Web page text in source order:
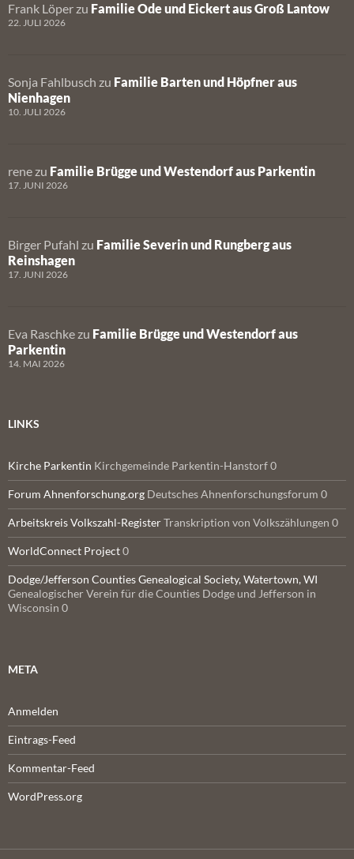
Frank Löper zu Familie Ode und Eickert aus Groß Lantow
22. JULI 2026
Sonja Fahlbusch zu Familie Barten und Höpfner aus
Nienhagen
10. JULI 2026
rene zu Familie Brügge und Westendorf aus Parkentin
17. JUNI 2026
Birger Pufahl zu Familie Severin und Rungberg aus
Reinshagen
17. JUNI 2026
Eva Raschke zu Familie Brügge und Westendorf aus
Parkentin
14. MAI 2026
LINKS
Kirche Parkentin Kirchgemeinde Parkentin-Hanstorf 0
Forum Ahnenforschung.org Deutsches Ahnenforschungsforum 0
Arbeitskreis Volkszahl-RegisterTranskription von Volkszählungen 0
WorldConnect Project0
Dodge/Jefferson Counties Genealogical Society, Watertown, WI
Genealogischer Verein für die Counties Dodge und Jefferson in
Wisconsin 0
META
Anmelden
Eintrags-Feed
Kommentar-Feed
WordPress.org